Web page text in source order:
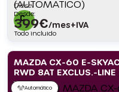
Diésel
Desde:
399€/mes+IVA
Todo incluido
MAZDA CX-60 E-
RWD 8AT EXCLUS.-LINE
Automático